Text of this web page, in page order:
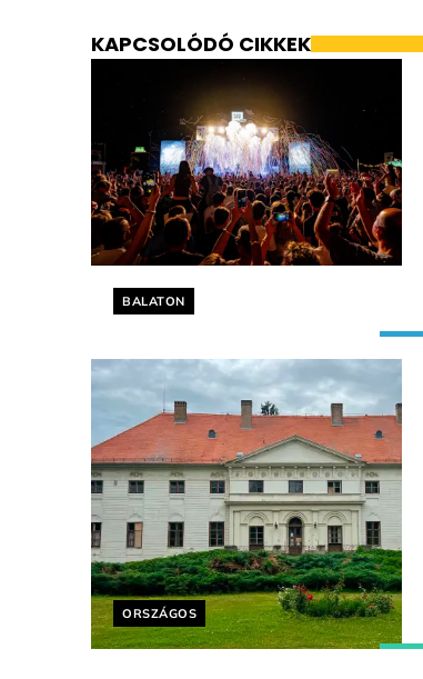
KAPCSOLÓDÓ CIKKEK
Helyszín címkék:
BALATON
Helyszín címkék:
ORSZÁGOS